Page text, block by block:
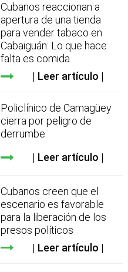
Cubanos reaccionan a
apertura de una tienda
para vender tabaco en
Cabaiguán: Lo que hace
falta es comida
Leer artículo
Policlínico de Camagüey
cierra por peligro de
derrumbe
Leer artículo
Cubanos creen que el
escenario es favorable
para la liberación de los
presos políticos
Leer artículo